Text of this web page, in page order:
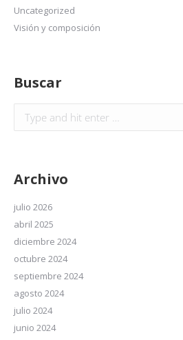
Uncategorized
Visión y composición
Buscar
Archivo
julio 2026
abril 2025
diciembre 2024
octubre 2024
septiembre 2024
agosto 2024
julio 2024
junio 2024